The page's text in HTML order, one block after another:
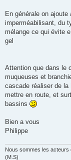
g
En générale on
imperméabilisant, du
mélange ce qui évite
gel
Attention que dans le
muqueuses et
cascade réaliser de
mettre en route, et
bassins
Bien a vous
Philippe
Nous sommes les acteurs
(M.S)